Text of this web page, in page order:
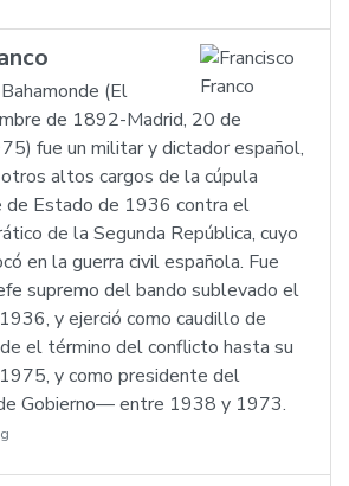
(El
de 1892-Madrid, 20 de
fue un militar y dictador español,
altos cargos de la cúpula
de Estado de 1936 contra el
de la Segunda República, cuyo
en la guerra civil española. Fue
supremo del bando sublevado el
y ejerció como caudillo de
el término del conflicto hasta su
y como presidente del
Gobierno— entre 1938 y 1973.